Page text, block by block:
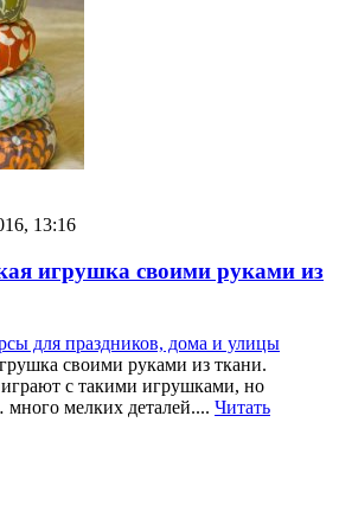
13:16
игрушка своими руками из
для праздников, дома и улицы
своими руками из ткани.
играют с такими игрушками, но
много мелких деталей.... Читать